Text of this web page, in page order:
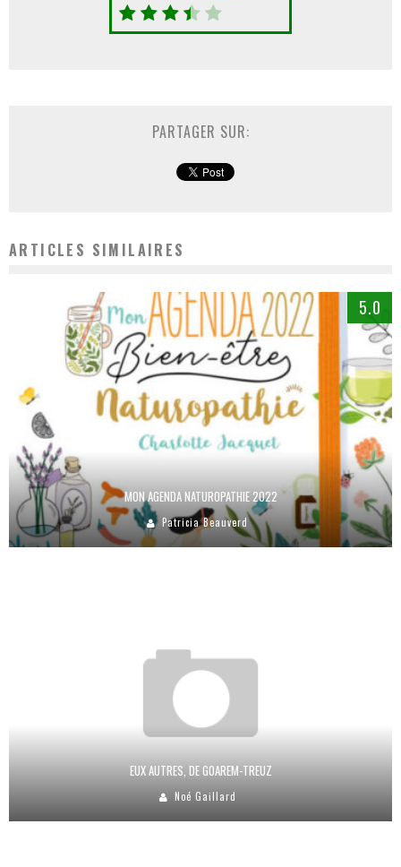
PARTAGER SUR:
ARTICLES SIMILAIRES
5.0
MON AGENDA NATUROPATHIE 2022
Patricia Beauverd
EUX AUTRES, DE GOAREM-TREUZ
Noé Gaillard